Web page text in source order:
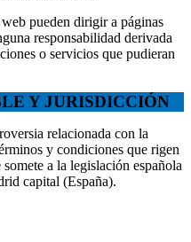
pueden dirigir a páginas
responsabilidad derivada
o servicios que pudieran
Y JURISDICCIÓN
relacionada con la
y condiciones que rigen
a la legislación española
capital (España).